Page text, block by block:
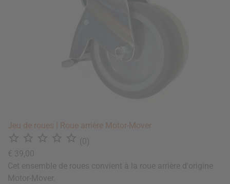
Jeu de roues | Roue arrière Motor-Mover
    
(0)
€ 39,00
Cet ensemble de roues convient à la roue arrière d'origine
Motor-Mover.